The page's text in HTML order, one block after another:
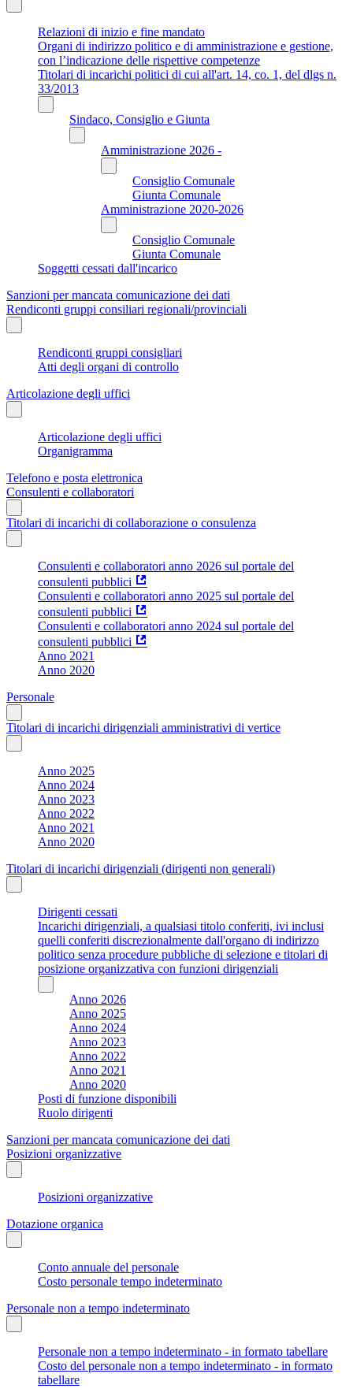
Relazioni di inizio e fine mandato
Organi di indirizzo politico e di amministrazione e gestione,
con l’indicazione delle rispettive competenze
Titolari di incarichi politici di cui all'art. 14, co. 1, del dlgs n.
33/2013
Sindaco, Consiglio e Giunta
Amministrazione 2026 -
Consiglio Comunale
Giunta Comunale
Amministrazione 2020-2026
Consiglio Comunale
Giunta Comunale
Soggetti cessati dall'incarico
Sanzioni per mancata comunicazione dei dati
Rendiconti gruppi consiliari regionali/provinciali
Rendiconti gruppi consigliari
Atti degli organi di controllo
Articolazione degli uffici
Articolazione degli uffici
Organigramma
Telefono e posta elettronica
Consulenti e collaboratori
Titolari di incarichi di collaborazione o consulenza
Consulenti e collaboratori anno 2026 sul portale del
consulenti pubblici
Consulenti e collaboratori anno 2025 sul portale del
consulenti pubblici
Consulenti e collaboratori anno 2024 sul portale del
consulenti pubblici
Anno 2021
Anno 2020
Personale
Titolari di incarichi dirigenziali amministrativi di vertice
Anno 2025
Anno 2024
Anno 2023
Anno 2022
Anno 2021
Anno 2020
Titolari di incarichi dirigenziali (dirigenti non generali)
Dirigenti cessati
Incarichi dirigenziali, a qualsiasi titolo conferiti, ivi inclusi
quelli conferiti discrezionalmente dall'organo di indirizzo
politico senza procedure pubbliche di selezione e titolari di
posizione organizzativa con funzioni dirigenziali
Anno 2026
Anno 2025
Anno 2024
Anno 2023
Anno 2022
Anno 2021
Anno 2020
Posti di funzione disponibili
Ruolo dirigenti
Sanzioni per mancata comunicazione dei dati
Posizioni organizzative
Posizioni organizzative
Dotazione organica
Conto annuale del personale
Costo personale tempo indeterminato
Personale non a tempo indeterminato
Personale non a tempo indeterminato - in formato tabellare
Costo del personale non a tempo indeterminato - in formato
tabellare